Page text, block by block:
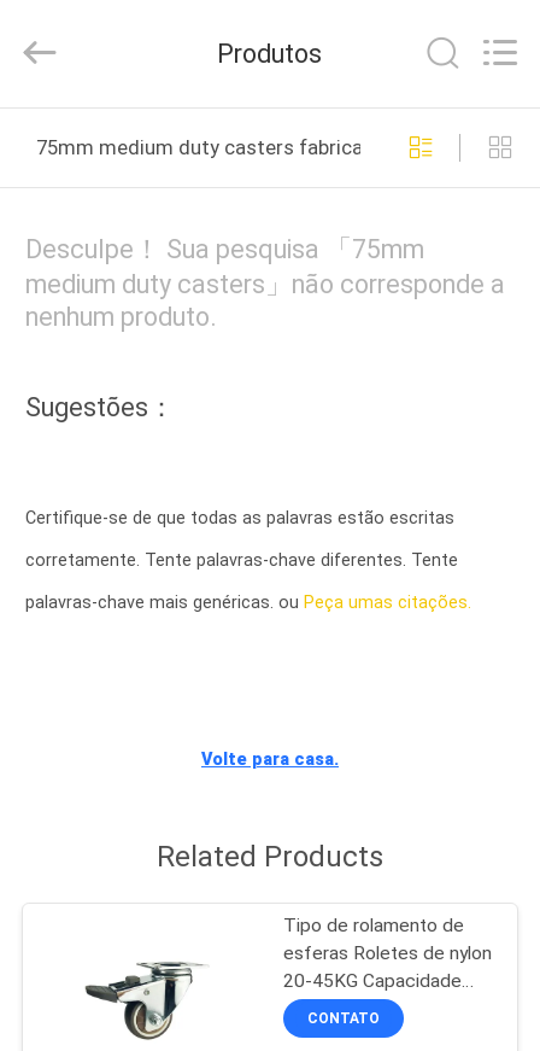
VÍDEOS
NÓS
DA
FÁBRICA
PEÇA
CITAÇÕES
Metal
Rights
Produtos
75mm medium duty casters fabricação online
Desculpe！ Sua pesquisa 「75mm
medium duty casters」não corresponde a
nenhum produto.
Sugestões：
Certifique-se de que todas as palavras estão escritas
corretamente. Tente palavras-chave diferentes. Tente
palavras-chave mais genéricas. ou Peça umas citações.
Volte para casa.
Related Products
Tipo de rolamento de
esferas Roletes de nylon
20-45KG Capacidade
Material de roda PA
adequado para
CONTATO